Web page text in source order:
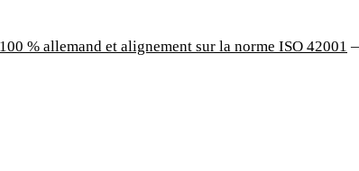
% allemand et alignement sur la norme ISO 42001